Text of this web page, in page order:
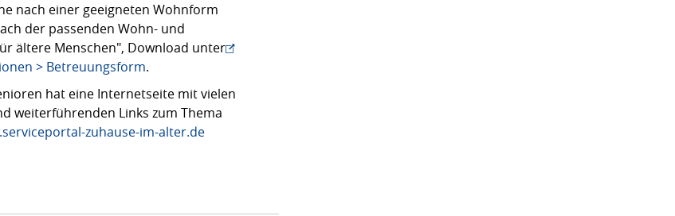
nach einer geeigneten Wohnform
der passenden Wohn- und
ältere Menschen", Download unter
> Betreuungsform.
hat eine Internetseite mit vielen
weiterführenden Links zum Thema
zuhause-im-alter.de